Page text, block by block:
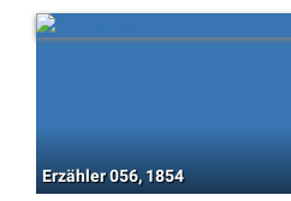
Erzähler 056, 1854